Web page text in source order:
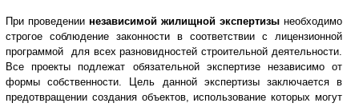
При проведении независимой жилищной экспертизы необходимо
строгое соблюдение законности в соответствии с лицензионной
программой для всех разновидностей строительной деятельности.
Все проекты подлежат обязательной экспертизе независимо от
формы собственности. Цель данной экспертизы заключается в
предотвращении создания объектов, использование которых могут